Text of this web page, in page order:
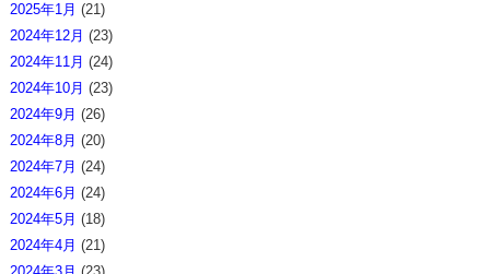
2025年1月 (21)
2024年12月 (23)
2024年11月 (24)
2024年10月 (23)
2024年9月 (26)
2024年8月 (20)
2024年7月 (24)
2024年6月 (24)
2024年5月 (18)
2024年4月 (21)